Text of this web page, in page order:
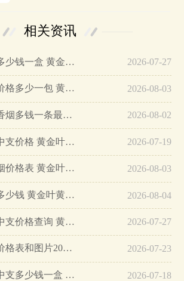
相关资讯
黄金叶黄金中支多少钱一盒 黄金叶黄金中支好抽吗… 2026-07-27
黄金叶黄金中支价格多少一包 黄金叶黄金中支价格表和图片… 2026-08-03
黄金叶浓香中支香烟多钱一条最新… 2026-08-02
黄金叶蓝调浓香中支价格 黄金叶蓝调浓香中支多少钱… 2026-07-19
黄金叶天香中支烟价格表 黄金叶天香中支多少钱一盒… 2026-08-03
黄金叶黄金中支多少钱 黄金叶黄金中支价格一览… 2026-08-04
广州黄金叶天叶中支价格查询 黄金叶天叶中支多少钱一盒… 2026-07-27
黄金叶浓香中支价格表和图片2025大全 黄金叶浓香中支多少钱一包… 2026-07-23
2025黄金叶黄金中支多少钱一盒 黄金叶黄金中支好抽吗… 2026-07-18